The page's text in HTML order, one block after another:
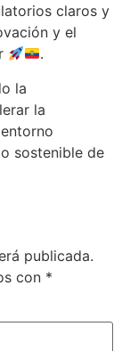
claros y
y el
.
la
la
sostenible de
publicada.
con *